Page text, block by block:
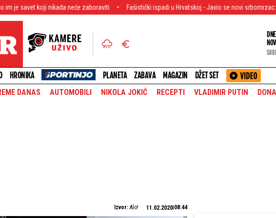
nikada neće zaboraviti Fašistički ispadi u Hrvatskoj - Javio se novi srbomrzac: Karleušu bi
HRONIKA PLANETA ZABAVA MAGAZIN DŽET SET
DANAS AUTOMOBILI NIKOLA JOKIĆ RECEPTI VLADIMIR PUTIN
Izvor: Alo! 11.02.2020 08:44